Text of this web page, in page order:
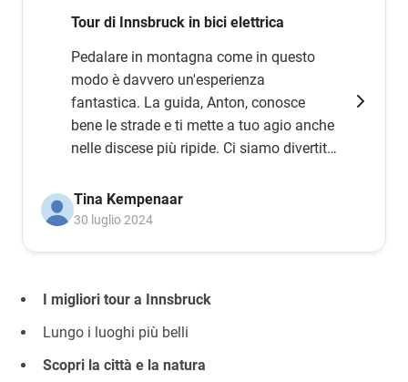
Tour di Innsbruck in bici elettrica
Pedalare in montagna come in questo
modo è davvero un'esperienza
fantastica. La guida, Anton, conosce
bene le strade e ti mette a tuo agio anche
nelle discese più ripide. Ci siamo divertiti
Tina Kempenaar
30 luglio 2024
I migliori tour a Innsbruck
Lungo i luoghi più belli
Scopri la città e la natura